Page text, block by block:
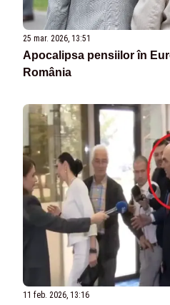
25 mar. 2026, 13:51
Apocalipsa pensiilor în
România
11 feb. 2026, 13:16